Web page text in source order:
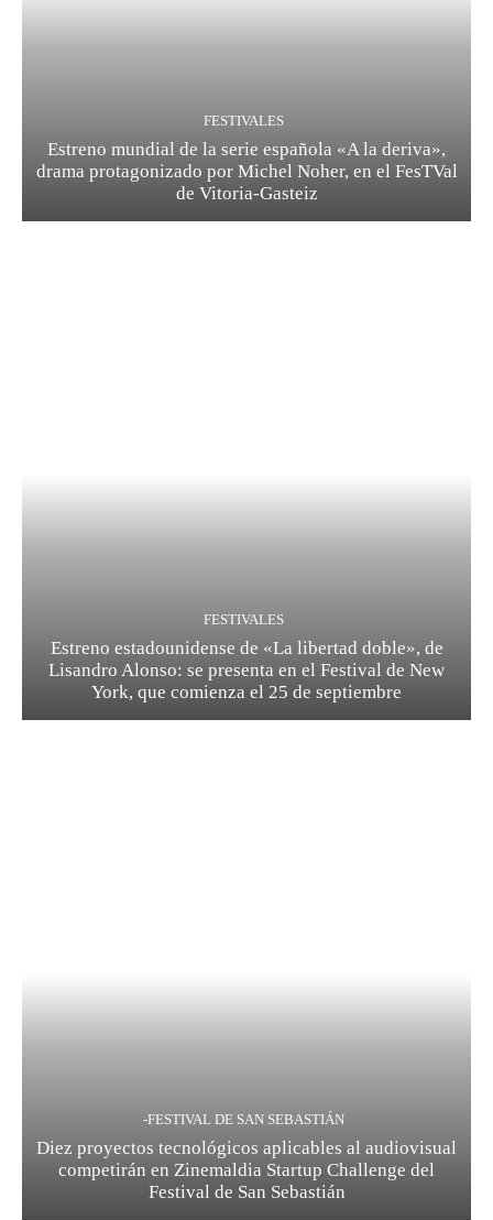
FESTIVALES
Estreno mundial de la serie española «A la deriva»,
drama protagonizado por Michel Noher, en el FesTVal
de Vitoria-Gasteiz
FESTIVALES
Estreno estadounidense de «La libertad doble», de
Lisandro Alonso: se presenta en el Festival de New
York, que comienza el 25 de septiembre
-FESTIVAL DE SAN SEBASTIÁN
Diez proyectos tecnológicos aplicables al audiovisual
competirán en Zinemaldia Startup Challenge del
Festival de San Sebastián